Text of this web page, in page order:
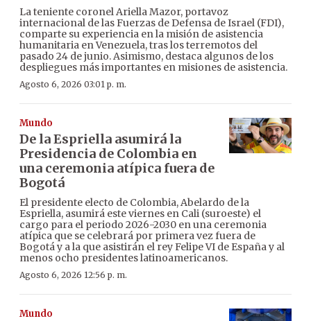
La teniente coronel Ariella Mazor, portavoz
internacional de las Fuerzas de Defensa de Israel (FDI),
comparte su experiencia en la misión de asistencia
humanitaria en Venezuela, tras los terremotos del
pasado 24 de junio. Asimismo, destaca algunos de los
despliegues más importantes en misiones de asistencia.
Agosto 6, 2026 03:01 p. m.
Mundo
De la Espriella asumirá la
Presidencia de Colombia en
una ceremonia atípica fuera de
Bogotá
El presidente electo de Colombia, Abelardo de la
Espriella, asumirá este viernes en Cali (suroeste) el
cargo para el periodo 2026-2030 en una ceremonia
atípica que se celebrará por primera vez fuera de
Bogotá y a la que asistirán el rey Felipe VI de España y al
menos ocho presidentes latinoamericanos.
Agosto 6, 2026 12:56 p. m.
Mundo